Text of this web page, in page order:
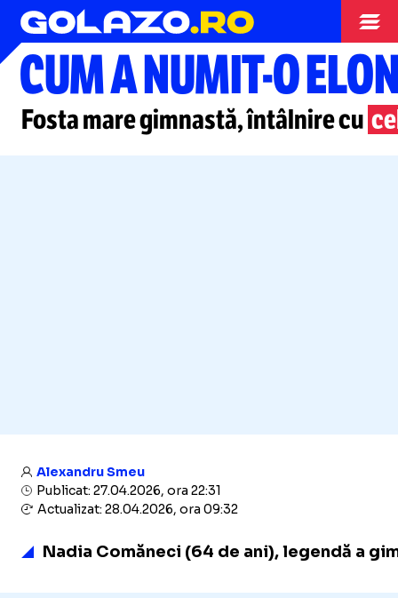
Gimnastica
CUM ANUMIT-O
Fosta mare gimnastă, întâlnire cu
Alexandru Smeu
Publicat: 27.04.2026, ora 22:31
Actualizat: 28.04.2026, ora 09:32
Nadia Comăneci (64 de ani),legendă a